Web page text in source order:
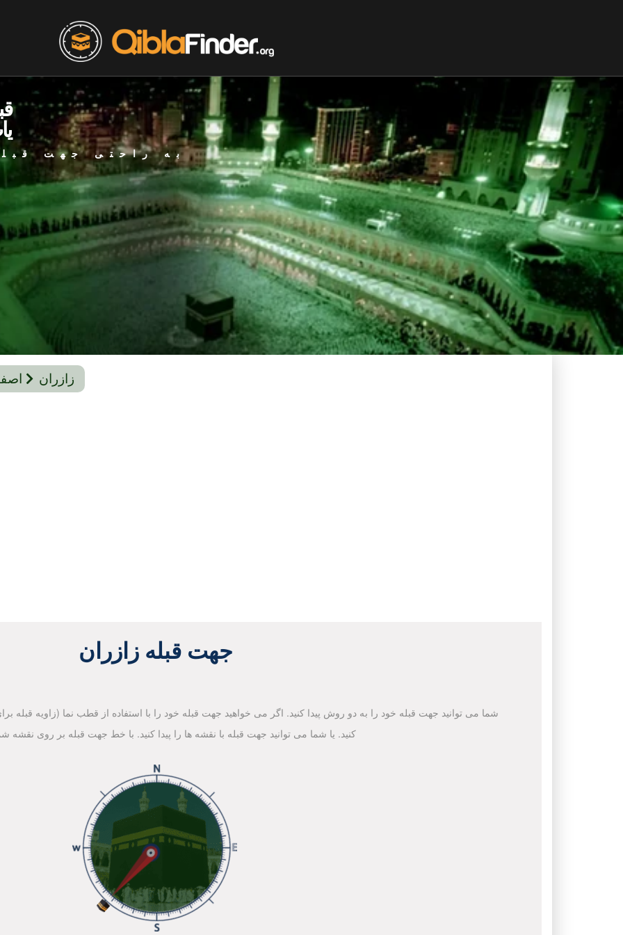
به راحتی جهت
زازران
جهت قبله زازران
شما می توانید جهت قبله خود را به دو روش پیدا کنید. اگر می خواهید جهت قبله خود را با استفاده از قطب نما (زاویه قبله
کنید. یا شما می توانید جهت قبله با نقشه ها را پیدا کنید. با خط جهت قبله بر روی نقشه